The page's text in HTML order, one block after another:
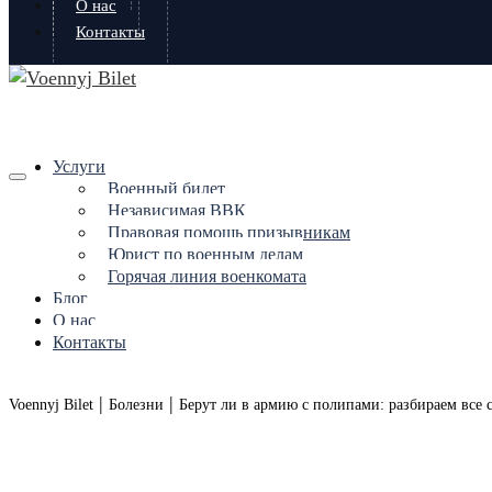
О нас
Контакты
Услуги
Военный билет
Независимая ВВК
Правовая помощь призывникам
Юрист по военным делам
Горячая линия военкомата
Блог
О нас
Контакты
Voennyj Bilet | Болезни | Берут ли в армию с полипами: разбираем все